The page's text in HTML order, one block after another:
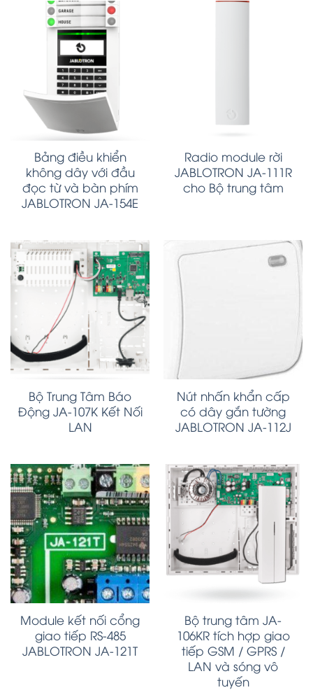
Bảng điều khiển
không dây với đầu
đọc từ và bàn phím
JABLOTRON JA-154E
Radio module rời
JABLOTRON JA-111R
cho Bộ trung tâm
Bộ Trung Tâm Báo
Động JA-107K Kết Nối
LAN
Nút nhấn khẩn cấp
có dây gắn tường
JABLOTRON JA-112J
Module kết nối cổng
giao tiếp RS-485
JABLOTRON JA-121T
Bộ trung tâm JA-
106KR tích hợp giao
tiếp GSM / GPRS /
LAN và sóng vô
tuyến